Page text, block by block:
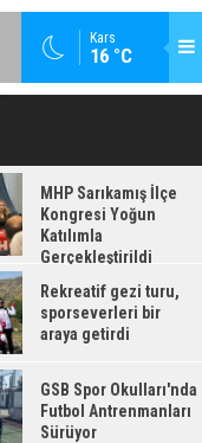
Kars
16 °C
FUTBOL
MHP Sarıkamış İlçe
Kongresi Yoğun
Katılımla
Gerçekleştirildi
Rekreatif gezi turu,
sporseverleri bir
araya getirdi
GSB Spor Okulları'nda
Futbol Antrenmanları
Sürüyor